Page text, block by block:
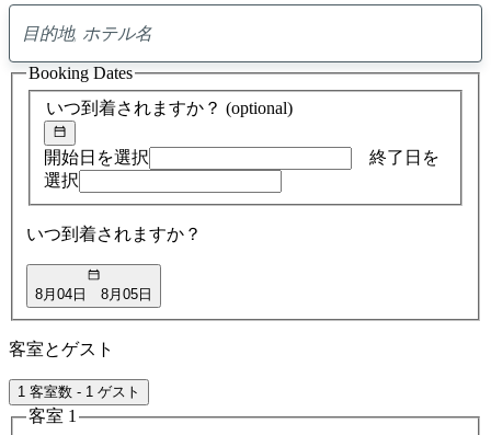
ア
ド
バ
イ
検
索
いつ到着されますか？ (optional)
開始日を選択
終了日を
選択
いつ到着されますか？
8月04日 8月05日
Booking Dates
客室とゲスト
1 客室数 - 1 ゲスト
客室 1